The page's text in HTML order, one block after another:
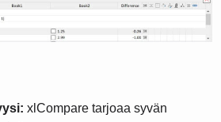
xlCompare tarjoaa syvän